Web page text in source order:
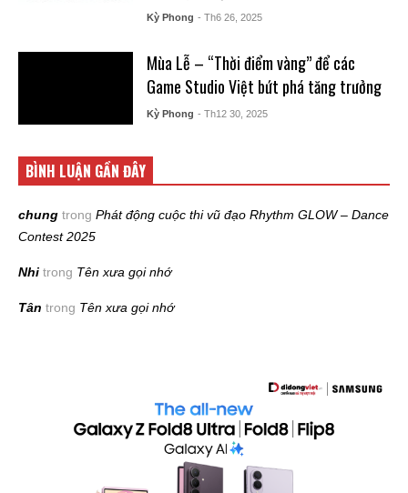
Kỳ Phong - Th6 26, 2025
Mùa Lễ – “Thời điểm vàng” để các
Game Studio Việt bứt phá tăng trưởng
Kỳ Phong - Th12 30, 2025
BÌNH LUẬN GẦN ĐÂY
chung trong Phát động cuộc thi vũ đạo Rhythm GLOW – Dance
Contest 2025
Nhi trong Tên xưa gọi nhớ
Tân trong Tên xưa gọi nhớ